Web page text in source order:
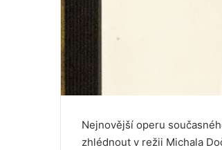
Nejnovější operu
zhlédnout v režii Michala